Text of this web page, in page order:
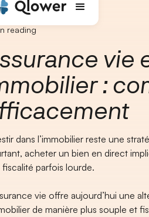
reading
vie
:
dans l’immobilier reste une
acheter un bien en direct
parfois lourde.
vie offre aujourd’hui une
de manière plus souple et